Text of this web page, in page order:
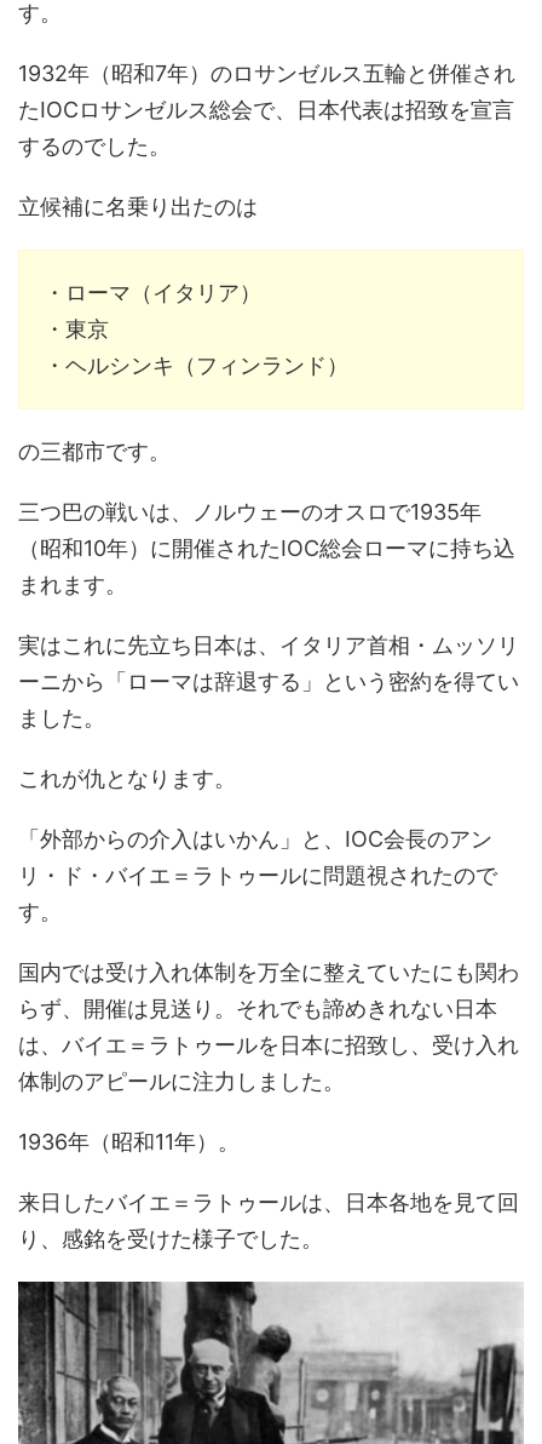
す。
1932年（昭和7年）のロサンゼルス五輪と併催され
たIOCロサンゼルス総会で、日本代表は招致を宣言
するのでした。
立候補に名乗り出たのは
・ローマ（イタリア）
・東京
・ヘルシンキ（フィンランド）
の三都市です。
三つ巴の戦いは、ノルウェーのオスロで1935年
（昭和10年）に開催されたIOC総会ローマに持ち込
まれます。
実はこれに先立ち日本は、イタリア首相・ムッソリ
ーニから「ローマは辞退する」という密約を得てい
ました。
これが仇となります。
「外部からの介入はいかん」と、IOC会長のアン
リ・ド・バイエ＝ラトゥールに問題視されたので
す。
国内では受け入れ体制を万全に整えていたにも関わ
らず、開催は見送り。それでも諦めきれない日本
は、バイエ＝ラトゥールを日本に招致し、受け入れ
体制のアピールに注力しました。
1936年（昭和11年）。
来日したバイエ＝ラトゥールは、日本各地を見て回
り、感銘を受けた様子でした。